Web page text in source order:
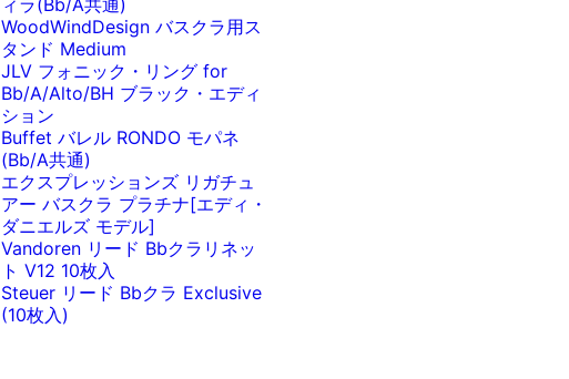
WoodWindDesign バスクラ用ス
タンド Medium
JLV フォニック・リング for
Bb/A/Alto/BH ブラック・エディ
ション
Buffet バレル RONDO モパネ
(Bb/A共通)
エクスプレッションズ リガチュ
アー バスクラ プラチナ[エディ・
ダニエルズ モデル]
Vandoren リード Bbクラリネッ
ト V12 10枚入
Steuer リード Bbクラ Exclusive
(10枚入)